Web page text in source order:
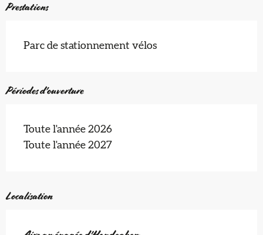
Prestations
Parc de stationnement vélos
Périodes d'ouverture
Toute l'année 2026
Toute l'année 2027
Localisation